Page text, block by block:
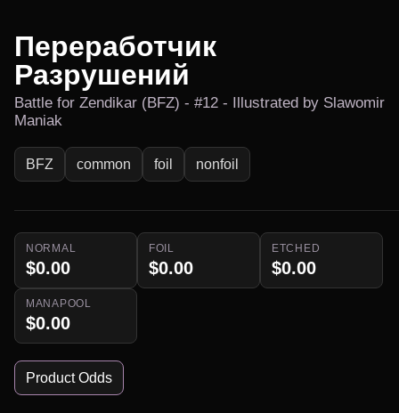
Переработчик
Разрушений
Battle for Zendikar (BFZ) - #12 - Illustrated by Slawomir
Maniak
BFZ common foil nonfoil
NORMAL
$0.00
FOIL
$0.00
ETCHED
$0.00
MANAPOOL
$0.00
Product Odds